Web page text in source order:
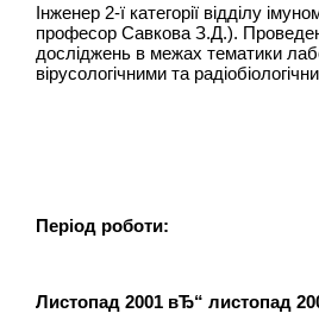
Інженер 2-ї категорії відділу
професор Савкова З.Д.).
досліджень в межах тематики
вірусологічними та
Період роботи:
Листопад 2001 вЂ“ листопад